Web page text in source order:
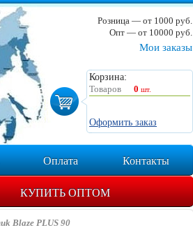
Мои заказы
Корзина:
Товаров
0 шт.
Оформить заказ
Розница — от 1000 руб.
Опт — от 10000 руб.
Оплата Контакты
КУПИТЬ ОПТОМ
Blaze PLUS 90